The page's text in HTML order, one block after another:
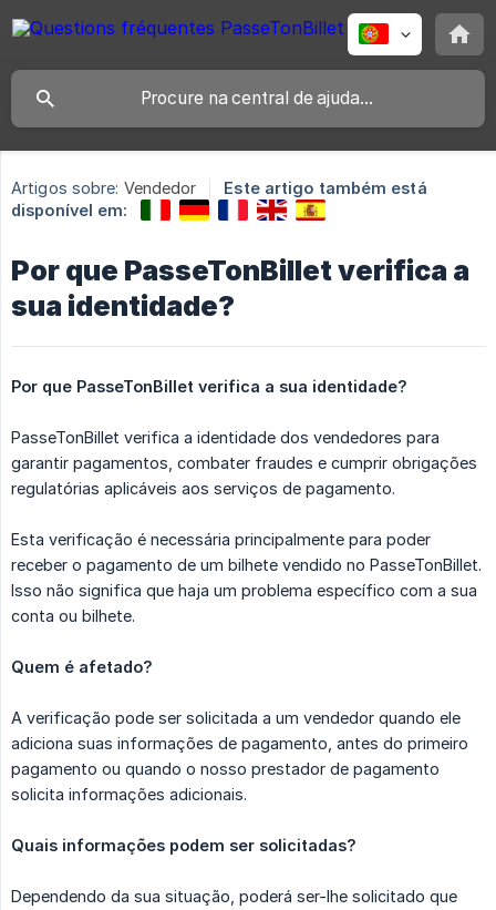
Artigos sobre: Vendedor
Este artigo também está
disponível em:
Por que PasseTonBillet verifica a
sua identidade?
Por que PasseTonBillet verifica a sua identidade?
PasseTonBillet verifica a identidade dos vendedores para
garantir pagamentos, combater fraudes e cumprir obrigações
regulatórias aplicáveis ​​aos serviços de pagamento.
Esta verificação é necessária principalmente para poder
receber o pagamento de um bilhete vendido no PasseTonBillet.
Isso não significa que haja um problema específico com a sua
conta ou bilhete.
Quem é afetado?
A verificação pode ser solicitada a um vendedor quando ele
adiciona suas informações de pagamento, antes do primeiro
pagamento ou quando o nosso prestador de pagamento
solicita informações adicionais.
Quais informações podem ser solicitadas?
Dependendo da sua situação, poderá ser-lhe solicitado que